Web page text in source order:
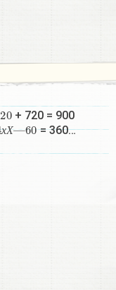
20 + 720 = 900
хХ
хХ 60= 360…